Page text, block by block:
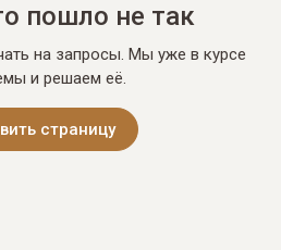
пошло не так
на запросы. Мы уже в курсе
и решаем её.
страницу